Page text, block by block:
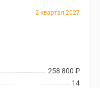
2 квартал 2027
258 800 ₽
14